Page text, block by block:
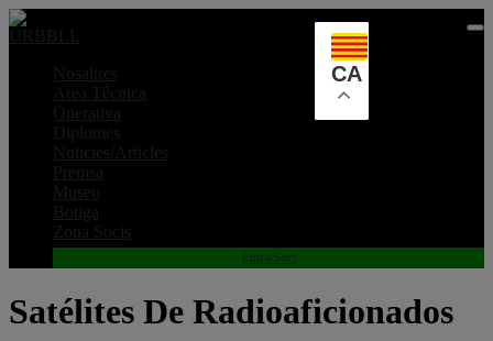
Skip
to
Nosaltres
Area Tècnica
Operativa
Diplomes
Noticies/Articles
Premsa
Museu
Botiga
Zona Socis
Entra/Soci
Satélites De Radioaficionados
CA